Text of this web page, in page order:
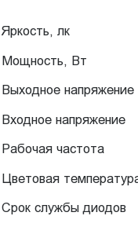
Яркость, лк
Мощность, Вт
Выходное напряжение
Входное напряжение
Рабочая частота
Цветовая
Срок службы диодов